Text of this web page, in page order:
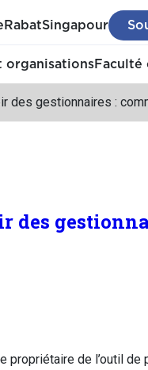
RabatSingapour
organisationsFaculté
des gestionnaires :
des
de l’outil de